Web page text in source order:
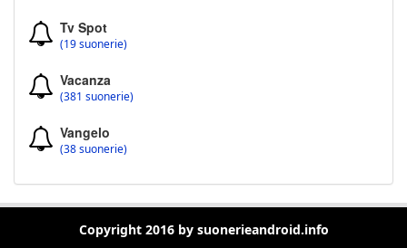
Tv Spot
(19 suonerie)
Vacanza
(381 suonerie)
Vangelo
(38 suonerie)
Copyright 2016 by suonerieandroid.info